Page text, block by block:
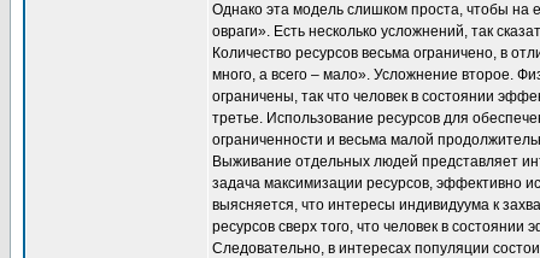
Однако эта модель слишком проста, чтобы на
овраги». Есть несколько усложнений, так
Количество ресурсов весьма ограничено, в
много, а всего – мало». Усложнение второе.
ограничены, так что человек в состоянии
третье. Использование ресурсов для
ограниченности и весьма малой
Выживание отдельных людей представляет
задача максимизации ресурсов, эффективно
выясняется, что интересы индивидуума к
ресурсов сверх того, что человек в
Следовательно, в интересах популяции